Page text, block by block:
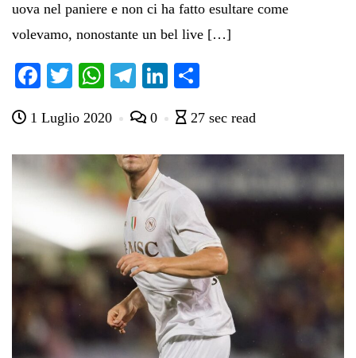
uova nel paniere e non ci ha fatto esultare come
volevamo, nonostante un bel live […]
Fa
bo
ok
T
tte
r
W
ts
A
pp
Te
gr
a
m
Li
ed
In
di
vi
di
1 Luglio 2020 0 27 sec read